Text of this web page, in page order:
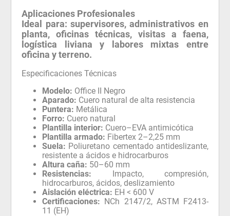
Aplicaciones Profesionales
Ideal para: supervisores, administrativos en
planta, oficinas técnicas, visitas a faena,
logística liviana y labores mixtas entre
oficina y terreno.
Especificaciones Técnicas
Modelo: Office II Negro
Aparado: Cuero natural de alta resistencia
Puntera: Metálica
Forro: Cuero natural
Plantilla interior: Cuero–EVA antimicótica
Plantilla armado: Fibertex 2–2,25 mm
Suela: Poliuretano cementado antideslizante,
resistente a ácidos e hidrocarburos
Altura caña: 50–60 mm
Resistencias: Impacto, compresión,
hidrocarburos, ácidos, deslizamiento
Aislación eléctrica: EH < 600 V
Certificaciones: NCh 2147/2, ASTM F2413-
11 (EH)